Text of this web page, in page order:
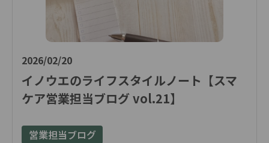
2026/02/20
イノウエのライフスタイルノート【スマ
ケア営業担当ブログ vol.21】
営業担当ブログ